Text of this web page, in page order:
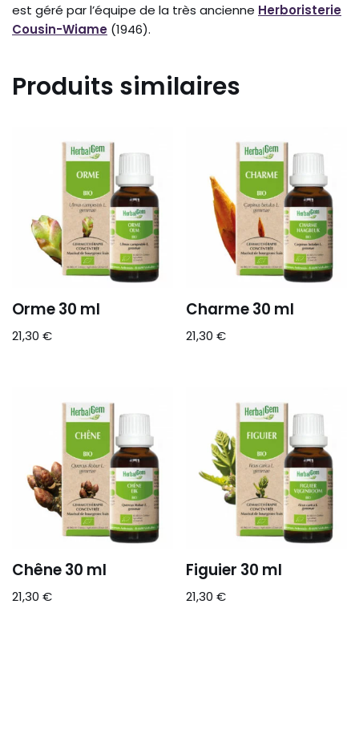
est géré par l’équipe de la très ancienne Herboristerie
Cousin-Wiame (1946).
Produits similaires
Orme 30 ml
21,30 €
Charme 30 ml
21,30€
Chêne 30 ml
21,30 €
Figuier 30 ml
21,30€